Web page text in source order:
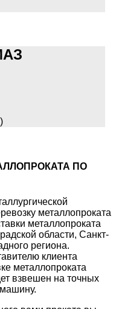
ПО
металлопроката
металлопроката
области, Санкт-
региона.
клиента
металлопроката
взвешен на точных